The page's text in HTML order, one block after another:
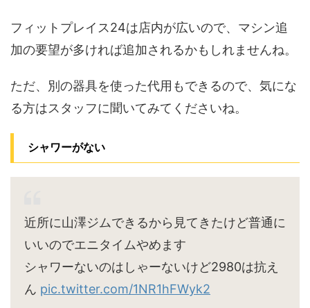
フィットプレイス24は店内が広いので、マシン追
加の要望が多ければ追加されるかもしれませんね。
ただ、別の器具を使った代用もできるので、気にな
る方はスタッフに聞いてみてくださいね。
シャワーがない
近所に山澤ジムできるから見てきたけど普通に
いいのでエニタイムやめます
シャワーないのはしゃーないけど2980は抗え
ん pic.twitter.com/1NR1hFWyk2